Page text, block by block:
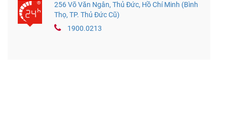
256 Võ Văn Ngân, Thủ Đức, Hồ Chí Minh (Bình
Thọ, TP. Thủ Đức Cũ)
1900.0213